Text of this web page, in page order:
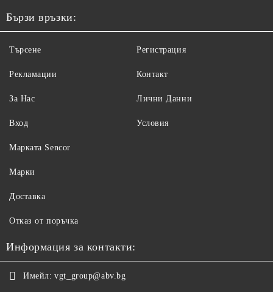
Бързи връзки:
Търсене
Рекламации
За Нас
Вход
Регистрация
Контакт
Лични Данни
Условия
Maрката Sencor
Марки
Доставка
Отказ от поръчка
Информация за контакти:
Имейл: vgt_group@abv.bg